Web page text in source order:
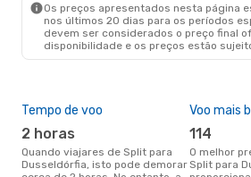
Os preços apresentados nesta página
nos últimos 20 dias para os períodos
devem ser considerados o preço final
disponibilidade e os preços estão
Tempo de voo
2 horas
Quando viajares de Split para
Dusseldórfia, isto pode demorar
Voo mais
114
O melhor preço para voos de
Split para